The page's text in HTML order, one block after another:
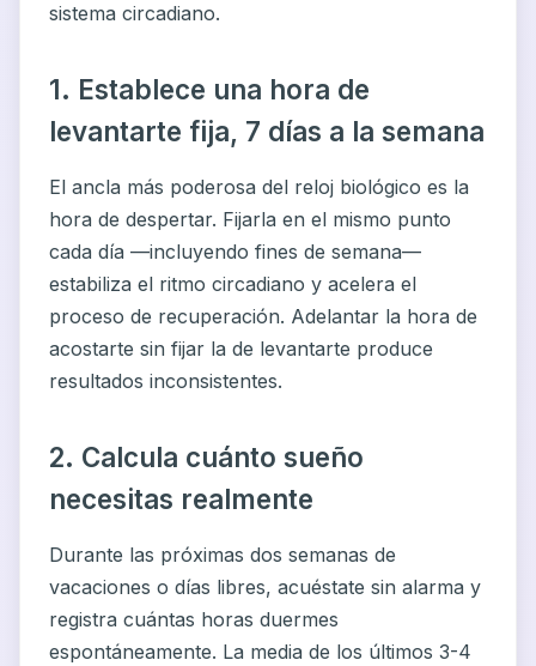
sistema circadiano.
1. Establece una hora de
levantarte fija, 7 días a la semana
El ancla más poderosa del reloj biológico es la
hora de despertar. Fijarla en el mismo punto
cada día —incluyendo fines de semana—
estabiliza el ritmo circadiano y acelera el
proceso de recuperación. Adelantar la hora de
acostarte sin fijar la de levantarte produce
resultados inconsistentes.
2. Calcula cuánto sueño
necesitas realmente
Durante las próximas dos semanas de
vacaciones o días libres, acuéstate sin alarma y
registra cuántas horas duermes
espontáneamente. La media de los últimos 3-4